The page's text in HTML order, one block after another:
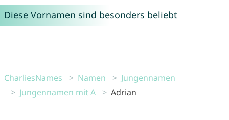
Diese Vornamen sind besonders beliebt
CharliesNames Namen
Jungennamen
Jungennamen mit A
Adrian